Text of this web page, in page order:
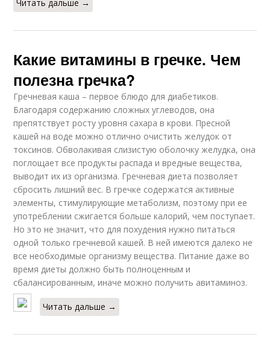
Читать дальше →
Какие витамины в гречке. Чем
полезна гречка?
Гречневая каша – первое блюдо для диабетиков.
Благодаря содержанию сложных углеводов, она
препятствует росту уровня сахара в крови. Пресной
кашей на воде можно отлично очистить желудок от
токсинов. Обволакивая слизистую оболочку желудка, она
поглощает все продукты распада и вредные вещества,
выводит их из организма. Гречневая диета позволяет
сбросить лишний вес. В гречке содержатся активные
элементы, стимулирующие метаболизм, поэтому при ее
употреблении сжигается больше калорий, чем поступает.
Но это не значит, что для похудения нужно питаться
одной только гречневой кашей. В ней имеются далеко не
все необходимые организму вещества. Питание даже во
время диеты должно быть полноценным и
сбалансированным, иначе можно получить авитаминоз.
Читать дальше →